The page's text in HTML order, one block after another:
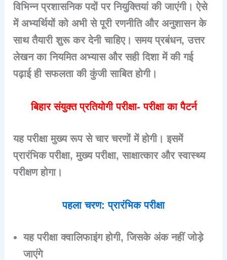
विभिन्न प्रशासनिक पदों पर नियुक्तियां की जाएंगी। ऐसे
में अभ्यर्थियों को अभी से पूरी रणनीति और अनुशासन के
साथ तैयारी शुरू कर देनी चाहिए। समय प्रबंधन, उत्तर
लेखन का नियमित अभ्यास और सही दिशा में की गई
पढ़ाई ही सफलता की कुंजी साबित होगी।
बिहार संयुक्त प्रतियोगी परीक्षा- परीक्षा का पैटर्न
यह परीक्षा मुख्य रूप से चार चरणों में होगी। इसमें
प्रारंभिक परीक्षा, मुख्य परीक्षा, साक्षात्कार और स्वास्थ्य
परीक्षण होगा।
पहला चरण: प्रारंभिक परीक्षा
यह परीक्षा क्वालिफाइंग होगी, जिसके अंक नहीं जोड़े
जाएंगे